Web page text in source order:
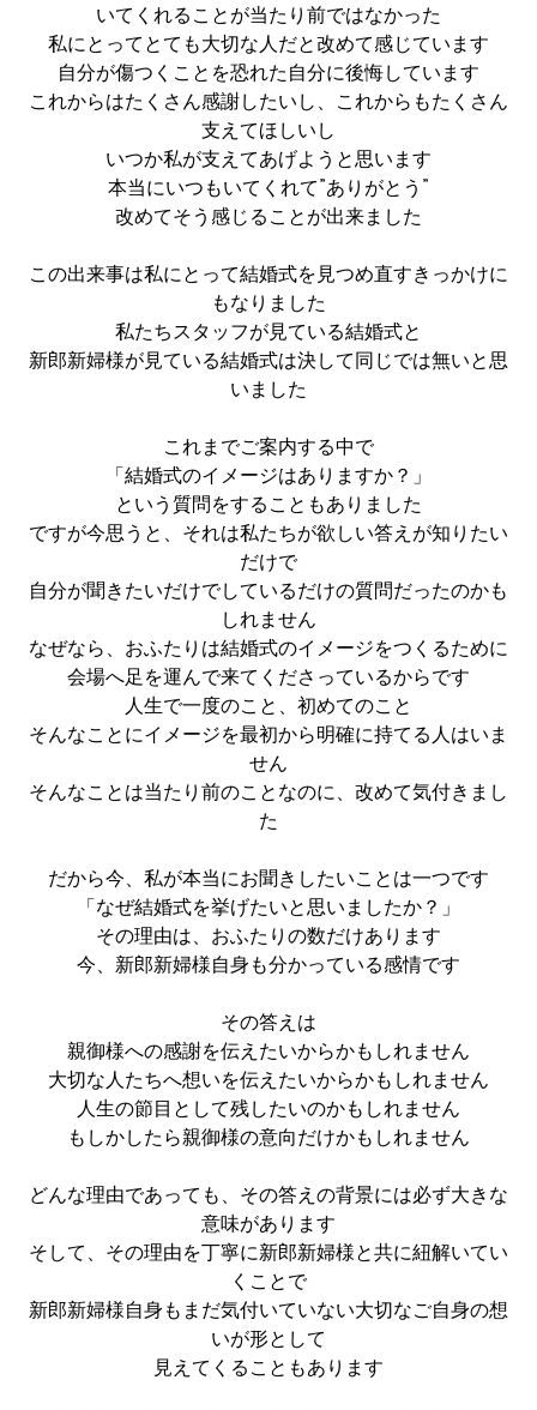
いてくれることが当たり前ではなかった
私にとってとても大切な人だと改めて感じています
自分が傷つくことを恐れた自分に後悔しています
これからはたくさん感謝したいし、これからもたくさん
支えてほしいし
いつか私が支えてあげようと思います
本当にいつもいてくれて”ありがとう”
改めてそう感じることが出来ました
この出来事は私にとって結婚式を見つめ直すきっかけに
もなりました
私たちスタッフが見ている結婚式と
新郎新婦様が見ている結婚式は決して同じでは無いと思
いました
これまでご案内する中で
「結婚式のイメージはありますか？」
という質問をすることもありました
ですが今思うと、それは私たちが欲しい答えが知りたい
だけで
自分が聞きたいだけでしているだけの質問だったのかも
しれません
なぜなら、おふたりは結婚式のイメージをつくるために
会場へ足を運んで来てくださっているからです
人生で一度のこと、初めてのこと
そんなことにイメージを最初から明確に持てる人はいま
せん
そんなことは当たり前のことなのに、改めて気付きまし
た
だから今、私が本当にお聞きしたいことは一つです
「なぜ結婚式を挙げたいと思いましたか？」
その理由は、おふたりの数だけあります
今、新郎新婦様自身も分かっている感情です
その答えは
親御様への感謝を伝えたいからかもしれません
大切な人たちへ想いを伝えたいからかもしれません
人生の節目として残したいのかもしれません
もしかしたら親御様の意向だけかもしれません
どんな理由であっても、その答えの背景には必ず大きな
意味があります
そして、その理由を丁寧に新郎新婦様と共に紐解いてい
くことで
新郎新婦様自身もまだ気付いていない大切なご自身の想
いが形として
見えてくることもあります